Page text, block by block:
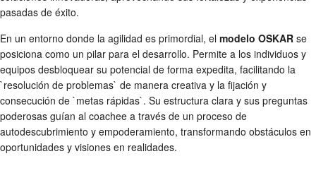
pasadas de éxito.
En un entorno donde la agilidad es primordial, el modelo OSKAR se
posiciona como un pilar para el desarrollo. Permite a los individuos y
equipos desbloquear su potencial de forma expedita, facilitando la
`resolución de problemas` de manera creativa y la fijación y
consecución de `metas rápidas`. Su estructura clara y sus preguntas
poderosas guían al coachee a través de un proceso de
autodescubrimiento y empoderamiento, transformando obstáculos en
oportunidades y visiones en realidades.